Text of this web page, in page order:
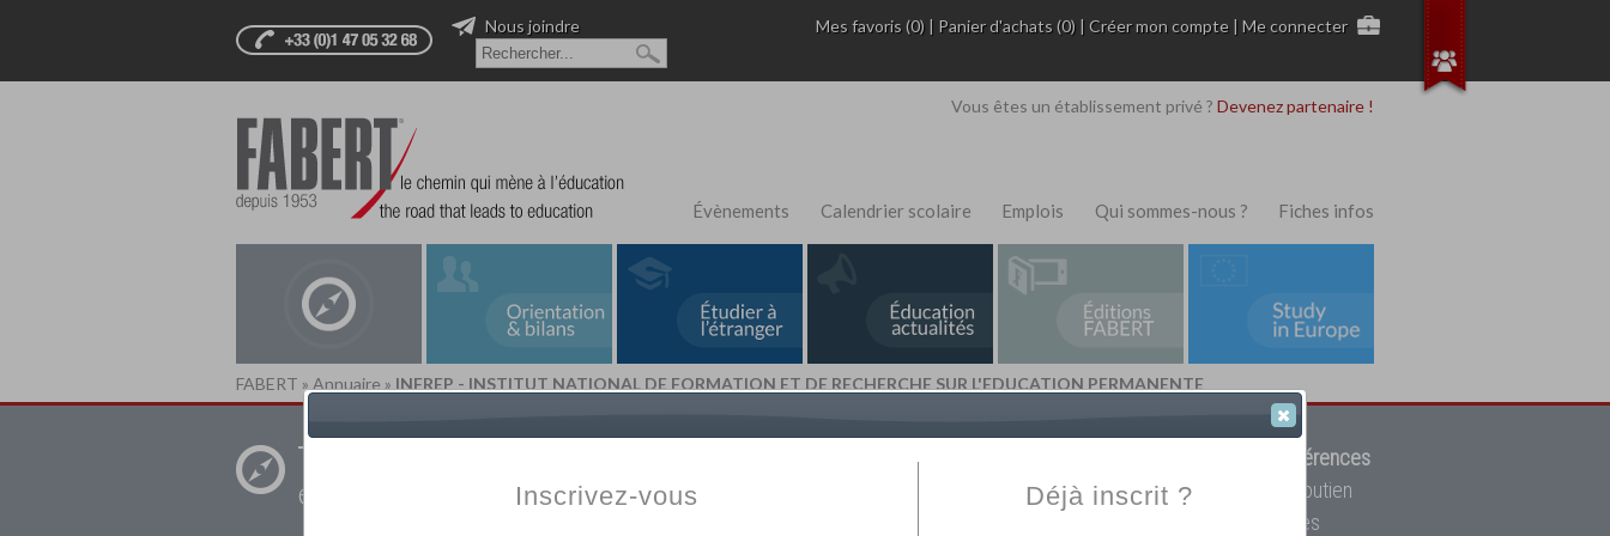
Mes favoris (0) | Panier d'achats (0) |Créer mon compte |Me connecter
Nous joindre
Vous êtes un établissement privé ? Devenez partenaire !
Évènements Calendrier scolaire Emplois Qui sommes-nous ? Fiches infos
FABERT » Annuaire » INFREP - INSTITUT NATIONAL DE FORMATION ET DE RECHERCHE SUR L'EDUCATION PERMANENTE
Trouver un
établissement privé
Fabert.com
12908 références
votre établissement privé, du primaire au supérieur, mais aussi des cours de soutien
scolaire et des cours à distance. Ce moteur regroupe toutes les écoles privées
Inscrivez-vous Déjà inscrit ?